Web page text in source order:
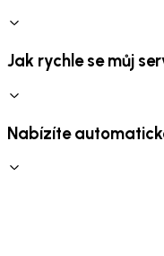
Jak rychle se můj
Nabízíte